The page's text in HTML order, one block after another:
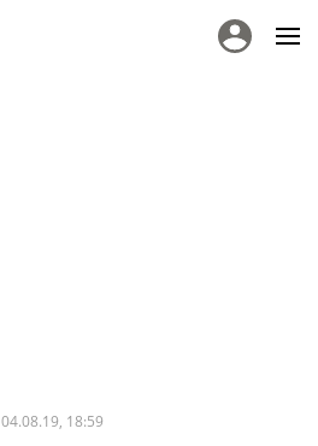
04.08.19, 18:59